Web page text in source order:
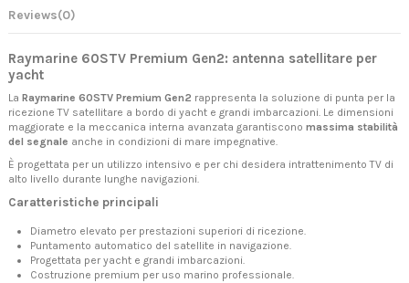
Reviews(0)
Raymarine 60STV Premium Gen2: antenna satellitare per
yacht
La Raymarine 60STV Premium Gen2 rappresenta la soluzione di punta per la
ricezione TV satellitare a bordo di yacht e grandi imbarcazioni. Le dimensioni
maggiorate e la meccanica interna avanzata garantiscono massima stabilità
del segnale anche in condizioni di mare impegnative.
È progettata per un utilizzo intensivo e per chi desidera intrattenimento TV di
alto livello durante lunghe navigazioni.
Caratteristiche principali
Diametro elevato per prestazioni superiori di ricezione.
Puntamento automatico del satellite in navigazione.
Progettata per yacht e grandi imbarcazioni.
Costruzione premium per uso marino professionale.